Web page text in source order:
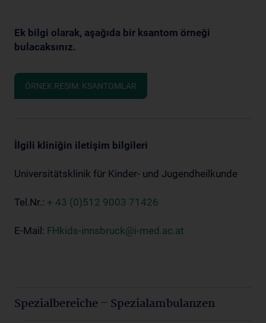
Ek bilgi olarak, aşağıda bir ksantom örneği
bulacaksınız.
ÖRNEK RESIM: KSANTOMLAR
İlgili kliniğin iletişim bilgileri
Universitätsklinik für Kinder- und Jugendheilkunde
Tel.Nr.: + 43 (0)512 9003 71426
E-Mail: FHkids-innsbruck@i-med.ac.at
Spezialbereiche – Spezialambulanzen